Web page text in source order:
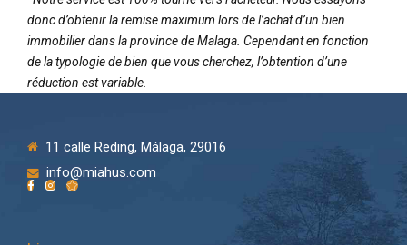
donc d’obtenir la remise maximum lors de l’achat d’un bien
immobilier dans la province de Malaga. Cependant en fonction
de la typologie de bien que vous cherchez, l’obtention d’une
réduction est variable.
11 calle Reding, Málaga, 29016
info@miahus.com